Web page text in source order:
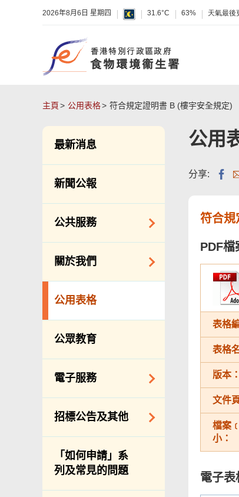
2026年8月6日 星期四 31.6°C 63% 天氣最後
主頁 公用表格 符合規定證明書 B (樓宇安全規定)
最新消息
新聞公報
公共服務
潔淨服務
公眾街市
墳場及火葬場
食物安全
私營骨灰龕
公共設施
關於我們
組織結構
服務承諾
公用表格
公眾教育
電子服務
網上付款
招標公告及其他
招標通告索引
主要採購服務預覽
申請納入食物環境
「如何申請」系
列及常見的問題
公用
分享:
符合規
PDF檔
表格
表格
版本：
文件
檔案
小：
電子表